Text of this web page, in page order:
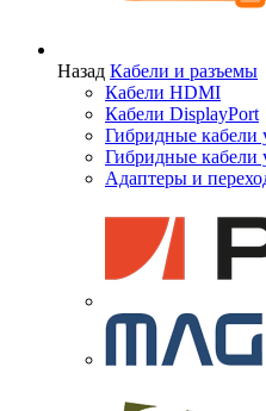
Назад Кабели и разъемы
Кабели HDMI
Кабели DisplayPort
Гибридные кабели
Гибридные
Адаптеры и